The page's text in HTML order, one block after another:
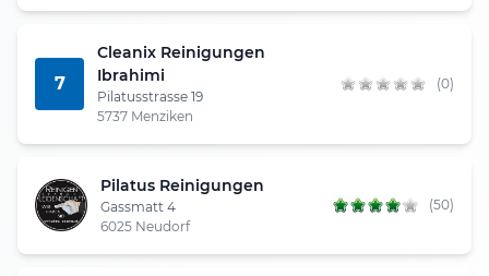
7
Cleanix Reinigungen
Ibrahimi
Pilatusstrasse 19
5737 Menziken
(0)
Pilatus Reinigungen
Gassmatt 4
6025 Neudorf
(50)